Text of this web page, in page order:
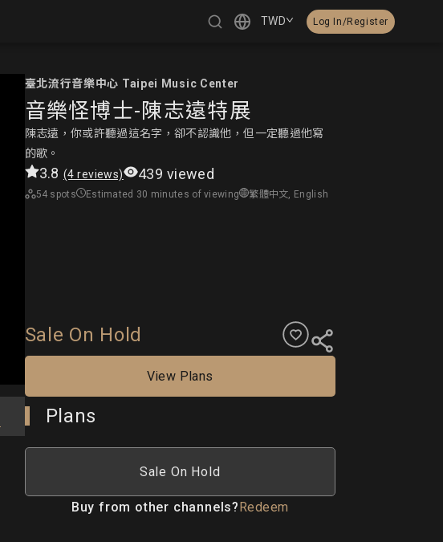
English
日本語
TWD Log In/Register
臺北流行音樂中心 Taipei Music Center
音樂怪博士-陳志遠特展
陳志遠，你或許聽過這名字，卻不認識他，但一定聽過他寫
的歌。
3.8 (4 reviews) 439 viewed
54 spots Estimated 30 minutes of viewing 繁體中文, English
Sale On Hold
View Plans
Plans
Sale On Hold
Buy from other channels?Redeem